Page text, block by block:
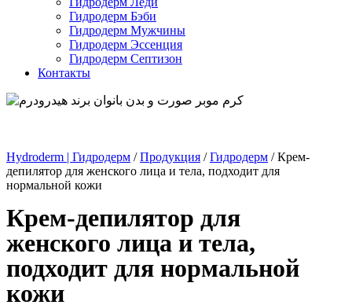
Гидродерм Бэби
Гидродерм Мужчины
Гидродерм Эссенция
Гидродерм Септизон
Контакты
Hydroderm | Гидродерм /Продукция /Гидродерм /Крем-
депилятор для женского лица и тела, подходит для
нормальной кожи
Крем-депилятор для
женского лица и тела,
подходит для нормальной
кожи